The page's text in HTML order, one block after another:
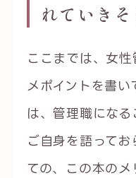
れていきそ
ここまでは、女
メポイントを書い
は、管理職になる
ご自身を語って
ての、この本のメ